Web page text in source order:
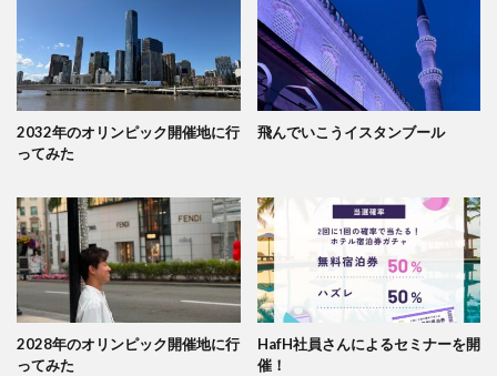
2032年のオリンピック開催地に行
ってみた
飛んでいこうイスタンブール
2028年のオリンピック開催地に行
ってみた
HafH社員さんによるセミナーを開
催！